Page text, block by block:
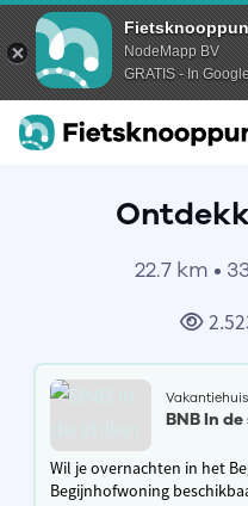
NodeMapp BV
GRATIS - In
22.7 km •
Vakantiehuis
BNB In
Wil je overnachten in het
Begijnhofwoning